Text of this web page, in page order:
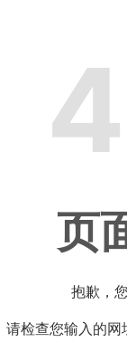
页
抱歉，
请检查您输入的